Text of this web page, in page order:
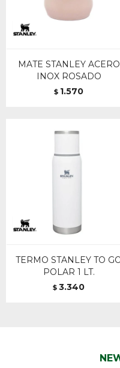
MATE STANLEY ACERO
INOX ROSADO
$ 1.570
TERMO STANLEY TO
POLAR 1 LT.
$ 3.340